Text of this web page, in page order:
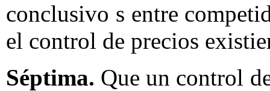
conclusivo s entre
el control de precios
Séptima. Que un control